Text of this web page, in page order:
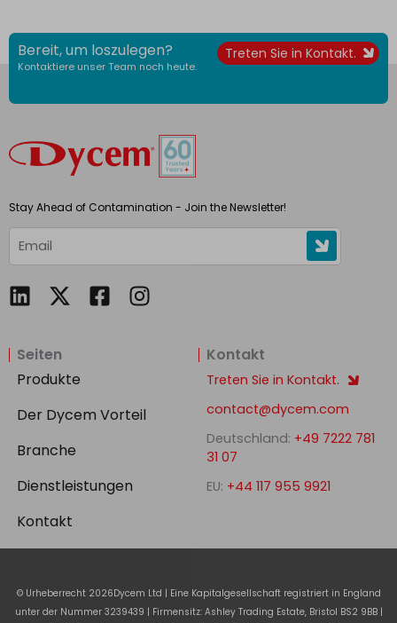
Bereit, um loszulegen?
Kontaktiere unser Team noch heute.
Treten Sie in Kontakt.
Stay Ahead of Contamination - Join the Newsletter!
L
k
e
d
i
n
F
o
o
s
r
e
I
g
r
Seiten
Produkte
Der Dycem Vorteil
Branche
Dienstleistungen
Kontakt
Kontakt
Treten Sie in Kontakt.
contact@dycem.com
Deutschland: +49 7222 781
31 07
EU: +44 117 955 9921
© Urheberrecht 2026Dycem Ltd | Eine Kapitalgesellschaft registriert in England
unter der Nummer 3239439 | Firmensitz: Ashley Trading Estate, Bristol BS2 9BB |